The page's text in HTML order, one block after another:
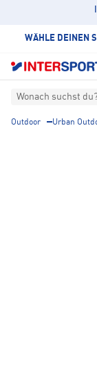
WÄHLE DEINEN
Wonach suchst
Outdoor Urban